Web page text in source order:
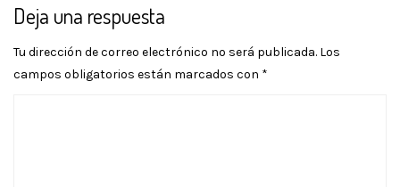
Deja una respuesta
Tu dirección de correo electrónico no será publicada. Los
campos obligatorios están marcados con *